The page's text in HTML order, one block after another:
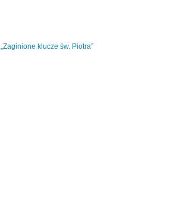
„Zaginione klucze św. Piotra”